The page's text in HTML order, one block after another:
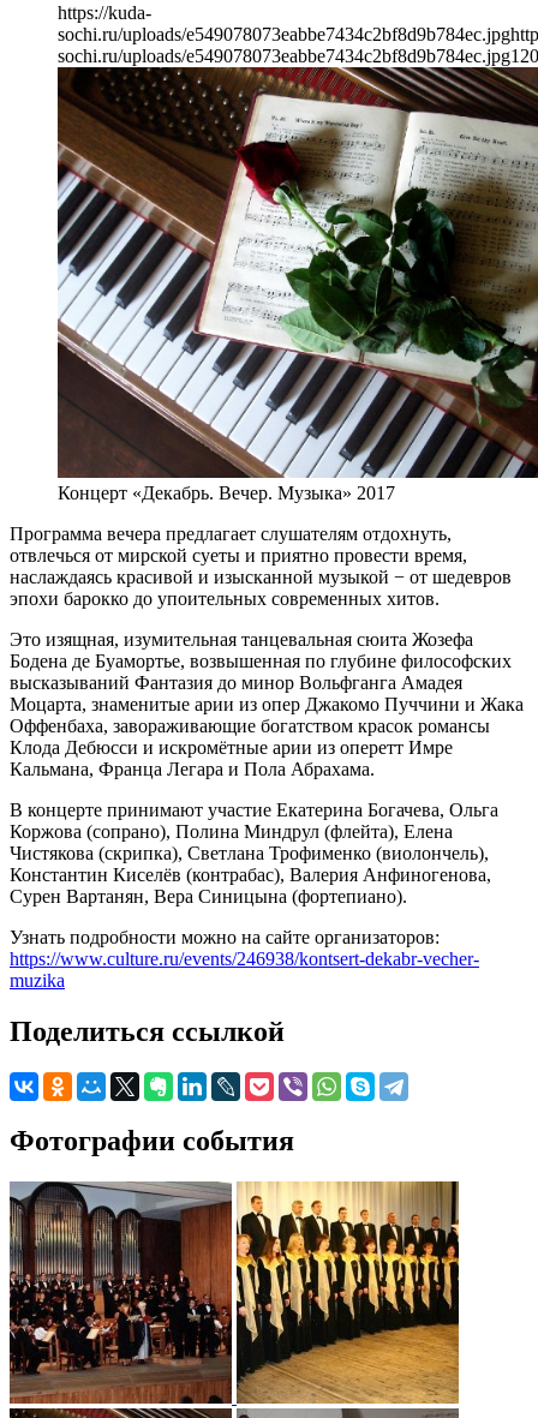
https://kuda-
sochi.ru/uploads/e549078073eabbe7434c2bf8d9b784ec.jpg
sochi.ru/uploads/e549078073eabbe7434c2bf8d9b784ec.jpg
Концерт «Декабрь. Вечер. Музыка» 2017
Программа вечера предлагает слушателям отдохнуть,
отвлечься от мирской суеты и приятно провести время,
наслаждаясь красивой и изысканной музыкой − от шедевров
эпохи барокко до упоительных современных хитов.
Это изящная, изумительная танцевальная сюита Жозефа
Бодена де Буамортье, возвышенная по глубине философских
высказываний Фантазия до минор Вольфганга Амадея
Моцарта, знаменитые арии из опер Джакомо Пуччини и Жака
Оффенбаха, завораживающие богатством красок романсы
Клода Дебюсси и искромётные арии из оперетт Имре
Кальмана, Франца Легара и Пола Абрахама.
В концерте принимают участие Екатерина Богачева, Ольга
Коржова (сопрано), Полина Миндрул (флейта), Елена
Чистякова (скрипка), Светлана Трофименко (виолончель),
Константин Киселёв (контрабас), Валерия Анфиногенова,
Сурен Вартанян, Вера Синицына (фортепиано).
Узнать подробности можно на сайте организаторов:
https://www.culture.ru/events/246938/kontsert-dekabr-vecher-
muzika
Поделиться ссылкой
Фотографии события